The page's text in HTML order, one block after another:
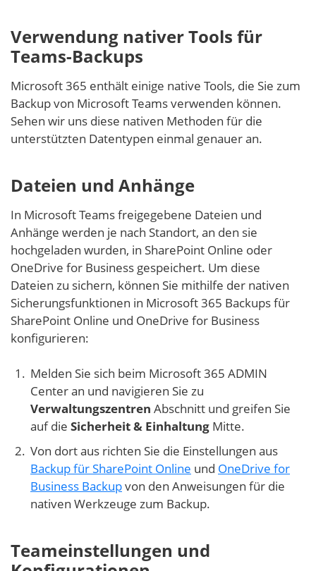
Verwendung nativer Tools für
Teams-Backups
Microsoft 365 enthält einige native Tools, die Sie zum
Backup von Microsoft Teams verwenden können.
Sehen wir uns diese nativen Methoden für die
unterstützten Datentypen einmal genauer an.
Dateien und Anhänge
In Microsoft Teams freigegebene Dateien und
Anhänge werden je nach Standort, an den sie
hochgeladen wurden, in SharePoint Online oder
OneDrive for Business gespeichert. Um diese
Dateien zu sichern, können Sie mithilfe der nativen
Sicherungsfunktionen in Microsoft 365 Backups für
SharePoint Online und OneDrive for Business
konfigurieren:
Melden Sie sich beim Microsoft 365 ADMIN
Center an und navigieren Sie zu
Verwaltungszentren Abschnitt und greifen Sie
auf die Sicherheit & Einhaltung Mitte.
Von dort aus richten Sie die Einstellungen aus
Backup für SharePoint Online und OneDrive for
Business Backupvon den Anweisungen für die
nativen Werkzeuge zum Backup.
Teameinstellungen und